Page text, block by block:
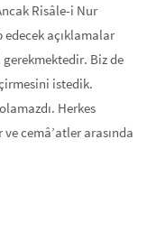
Risâle-i Nur
edecek açıklamalar
Biz de
istedik.
Herkes
cemâ’atler arasında